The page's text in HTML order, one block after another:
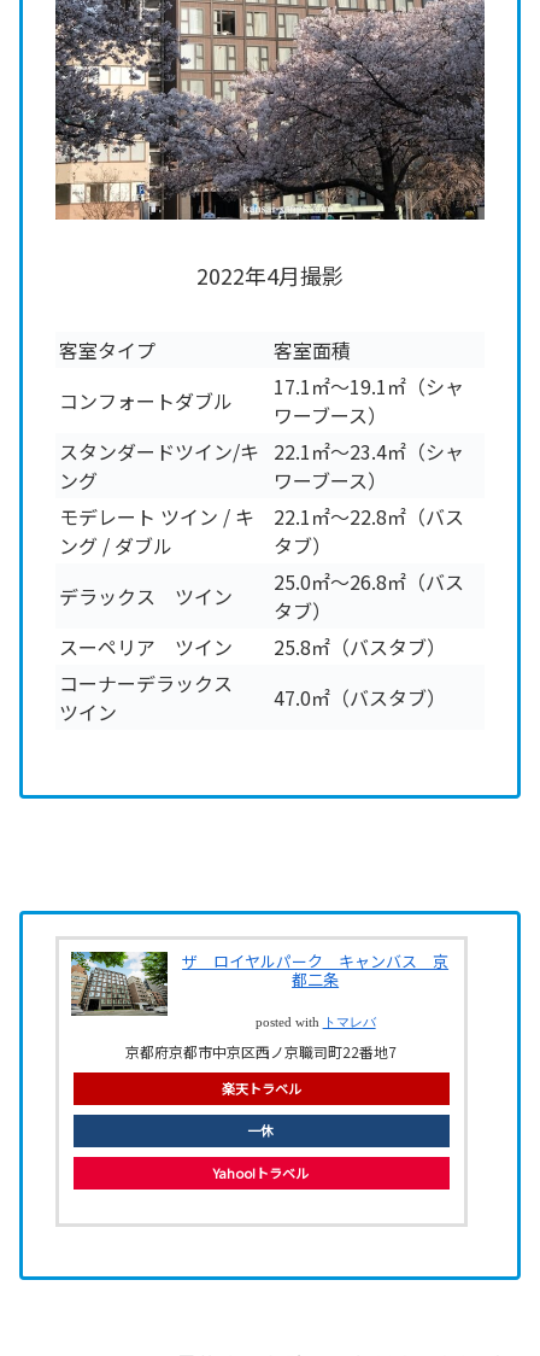
2022年4月撮影
客室タイプ
客室面積
コンフォートダブル
17.1㎡～19.1㎡（シャ
ワーブース）
スタンダードツイン/キ
ング
22.1㎡～23.4㎡（シャ
ワーブース）
モデレート ツイン / キ
ング / ダブル
22.1㎡～22.8㎡（バス
タブ）
デラックス ツイン
25.0㎡～26.8㎡（バス
タブ）
スーペリア ツイン
25.8㎡（バスタブ）
コーナーデラックス
ツイン
47.0㎡（バスタブ）
ザ ロイヤルパーク キャンバス 京
都二条
posted with トマレバ
京都府京都市中京区西ノ京職司町22番地7
楽天トラベル
一休
Yahoo!トラベル